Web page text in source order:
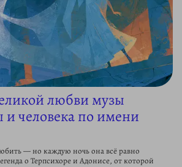
любви музы
и человека по имени
— но каждую ночь она всё равно
о Терпсихоре и Адонисе, от которой